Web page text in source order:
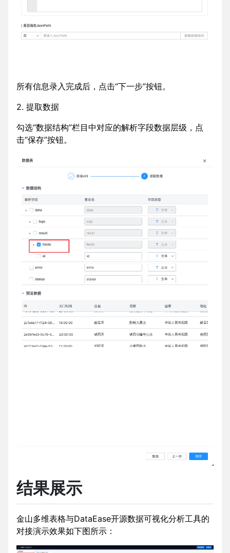
所有信息录入完成后，点击“下一步”按钮。
2. 提取数据
勾选“数据结构”栏目中对应的解析字段数据层级，点
击“保存”按钮。
结果展示
金山多维表格与DataEase开源数据可视化分析工具的
对接演示效果如下图所示：